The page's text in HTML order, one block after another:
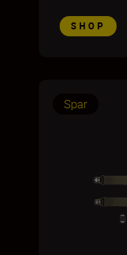
SHOP
Spar